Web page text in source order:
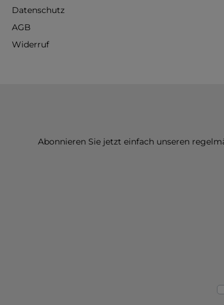
Datenschutz
AGB
Widerruf
Abonnieren Sie jetzt einfach unseren